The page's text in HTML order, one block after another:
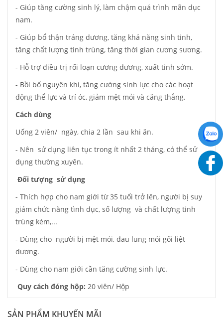
- Giúp tăng cường sinh lý, làm chậm quá trình mãn dục
nam.
- Giúp bổ thận tráng dương, tăng khả năng sinh tinh,
tăng chất lượng tinh trùng, tăng thời gian cương sương.
- Hỗ trợ điều trị rối loạn cương dương, xuất tinh sớm.
- Bồi bổ nguyên khí, tăng cường sinh lực cho các hoạt
động thể lực và trí óc, giảm mệt mỏi và căng thẳng.
Cách dùng
Uống 2 viên/ ngày, chia 2 lần sau khi ăn.
- Nên sử dụng liên tục trong ít nhất 2 tháng, có thể sử
dụng thường xuyên.
Đối tượng sử dụng
- Thích hợp cho nam giới từ 35 tuổi trở lên, người bị suy
giảm chức năng tình dục, số lượng và chất lượng tinh
trùng kém,...
- Dùng cho người bị mệt mỏi, đau lung mỏi gối liệt
dương.
- Dùng cho nam giới cần tăng cường sinh lực.
Quy cách đóng hộp: 20 viên/ Hộp
SẢN PHẨM KHUYẾN MÃI